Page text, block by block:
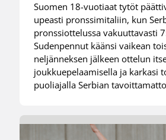
Suomen 18-vuotiaat tytöt
upeasti pronssimitaliin, kun
pronssiottelussa vakuuttavasti
Sudenpennut käänsi vaikean
neljänneksen jälkeen ottelun
joukkuepelaamisella ja karkasi
puoliajalla Serbian